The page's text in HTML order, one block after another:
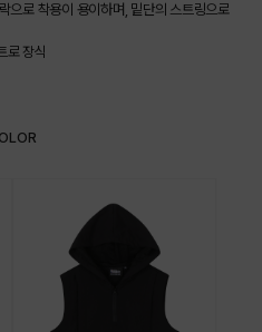
으로 착용이 용이하며, 밑단의 스트링으로
로 장식